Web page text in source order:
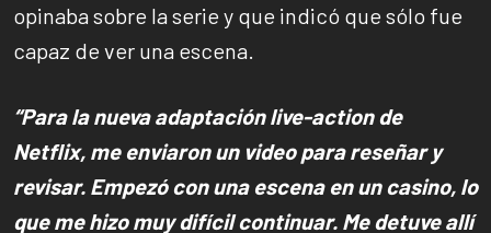
opinaba sobre la serie y que indicó que sólo fue
capaz de ver una escena.
“Para la nueva adaptación live-action de
Netflix, me enviaron un video para reseñar y
revisar. Empezó con una escena en un casino, lo
que me hizo muy difícil continuar. Me detuve allí